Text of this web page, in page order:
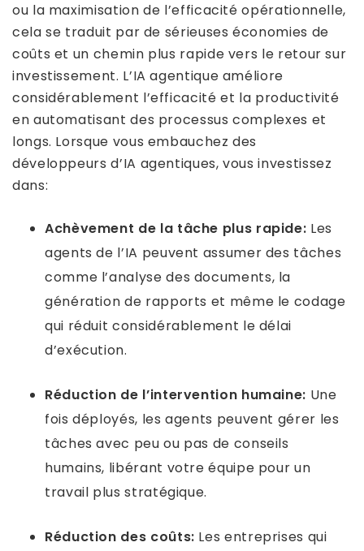
ou la maximisation de l’efficacité opérationnelle,
cela se traduit par de sérieuses économies de
coûts et un chemin plus rapide vers le retour sur
investissement. L’IA agentique améliore
considérablement l’efficacité et la productivité
en automatisant des processus complexes et
longs. Lorsque vous embauchez des
développeurs d’IA agentiques, vous investissez
dans:
Achèvement de la tâche plus rapide: Les
agents de l’IA peuvent assumer des tâches
comme l’analyse des documents, la
génération de rapports et même le codage
qui réduit considérablement le délai
d’exécution.
Réduction de l’intervention humaine: Une
fois déployés, les agents peuvent gérer les
tâches avec peu ou pas de conseils
humains, libérant votre équipe pour un
travail plus stratégique.
Réduction des coûts: Les entreprises qui